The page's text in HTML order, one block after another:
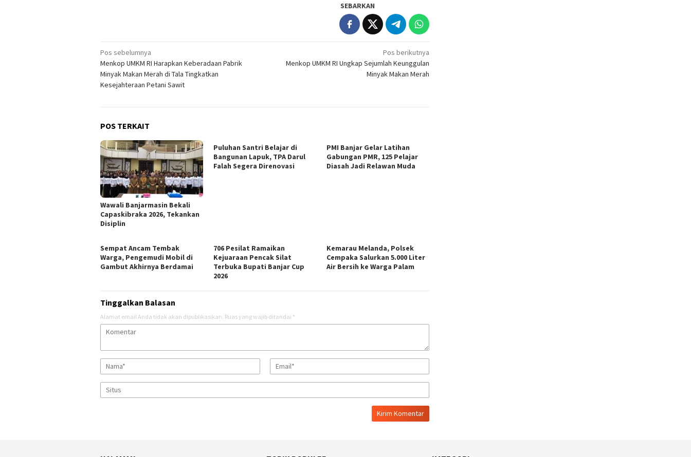
SEBARKAN
Navigasi
pos
Pos sebelumnya
Menkop UMKM RI Harapkan Keberadaan Pabrik
Minyak Makan Merah di Tala Tingkatkan
Kesejahteraan Petani Sawit
Pos berikutnya
Menkop UMKM RI Ungkap Sejumlah Keunggulan
Minyak Makan Merah
POS TERKAIT
Wawali Banjarmasin Bekali
Capaskibraka 2026, Tekankan
Disiplin
Puluhan Santri Belajar di
Bangunan Lapuk, TPA Darul
Falah Segera Direnovasi
PMI Banjar Gelar Latihan
Gabungan PMR, 125 Pelajar
Diasah Jadi Relawan Muda
Sempat Ancam Tembak
Warga, Pengemudi Mobil di
Gambut Akhirnya Berdamai
706 Pesilat Ramaikan
Kejuaraan Pencak Silat
Terbuka Bupati Banjar Cup
2026
Kemarau Melanda, Polsek
Cempaka Salurkan 5.000 Liter
Air Bersih ke Warga Palam
Tinggalkan Balasan
Alamat email Anda tidak akan dipublikasikan. Ruas yang wajib ditandai *